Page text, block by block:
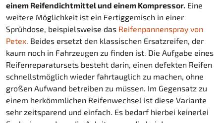
einem Reifendichtmittel und einem Kompressor. Eine
weitere Möglichkeit ist ein Fertiggemisch in einer
Sprühdose, beispielsweise das Reifenpannenspray von
Petex. Beides ersetzt den klassischen Ersatzreifen, der
kaum noch in Fahrzeugen zu finden ist. Die Aufgabe eines
Reifenreparatursets besteht darin, einen defekten Reifen
schnellstmöglich wieder fahrtauglich zu machen, ohne
großen Aufwand betreiben zu müssen. Im Gegensatz zu
einem herkömmlichen Reifenwechsel ist diese Variante
sehr zeitsparend und einfach. Es bedarf hierbei keinerlei